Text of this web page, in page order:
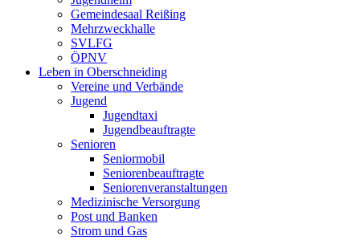
Gemeindesaal Reißing
Mehrzweckhalle
SVLFG
ÖPNV
Leben in Oberschneiding
Vereine und Verbände
Jugend
Jugendtaxi
Jugendbeauftragte
Senioren
Seniormobil
Seniorenbeauftragte
Seniorenveranstaltungen
Medizinische Versorgung
Post und Banken
Strom und Gas